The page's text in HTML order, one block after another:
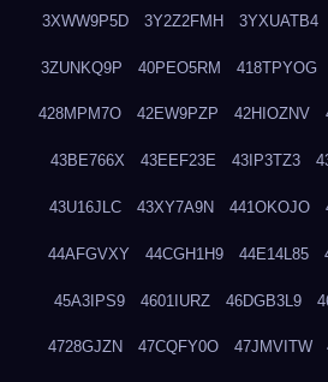
3XWW9P5D 3Y2Z2FMH 3YXUATB4
3ZUNKQ9P 40PEO5RM 418TPYOG
428MPM7O 42EW9PZP 42HIOZNV
43BE766X 43EEF23E 43IP3TZ3
43U16JLC 43XY7A9N 441OKOJO
44AFGVXY 44CGH1H9 44E14L85
45A3IPS9 4601IURZ 46DGB3L9
4728GJZN 47CQFY0O 47JMVITW